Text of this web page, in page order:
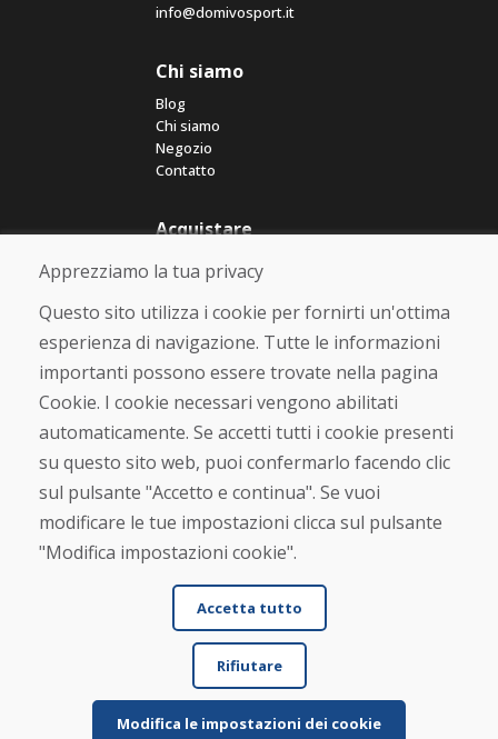
info@domivosport.it
Chi siamo
Blog
Chi siamo
Negozio
Contatto
Acquistare
Negozio online
Termini e condizioni commerciali
Spedizione e pagamento
Reso e cambio merce
Protezione dei dati personali
Cookies
Verificato dai clienti
★★★★★
© DOMIVOSPORT 2026, tutti i diritti riservati
Apprezziamo la tua privacy
Questo sito utilizza i cookie per fornirti un'ottima
esperienza di navigazione. Tutte le informazioni
importanti possono essere trovate nella pagina
Cookie. I cookie necessari vengono abilitati
automaticamente. Se accetti tutti i cookie presenti
su questo sito web, puoi confermarlo facendo clic
sul pulsante "Accetto e continua". Se vuoi
modificare le tue impostazioni clicca sul pulsante
"Modifica impostazioni cookie".
Accetta tutto
Rifiutare
Modifica le impostazioni dei cookie